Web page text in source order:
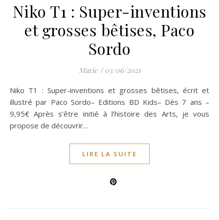
Niko T1 : Super-inventions
et grosses bêtises, Paco
Sordo
Marie / 03/06/2021
Niko T1 : Super-inventions et grosses bêtises, écrit et
illustré par Paco Sordo– Editions BD Kids– Dès 7 ans –
9,95€ Après s’être initié à l’histoire des Arts, je vous
propose de découvrir…
LIRE LA SUITE